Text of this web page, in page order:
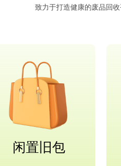
致力于打造健康的废品回
闲置旧包